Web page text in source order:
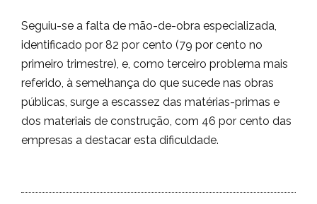
Seguiu-se a falta de mão-de-obra especializada,
identificado por 82 por cento (79 por cento no
primeiro trimestre), e, como terceiro problema mais
referido, à semelhança do que sucede nas obras
públicas, surge a escassez das matérias-primas e
dos materiais de construção, com 46 por cento das
empresas a destacar esta dificuldade.